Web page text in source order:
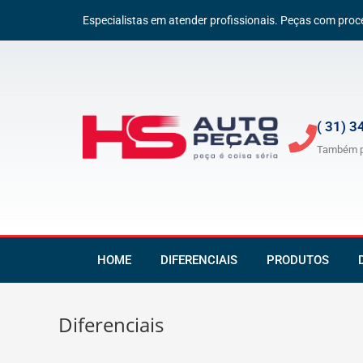
Especialistas em atender profissionais. Peças com
( 31)
Também
HOME DIFERENCIAIS PRODUTOS
Diferenciais